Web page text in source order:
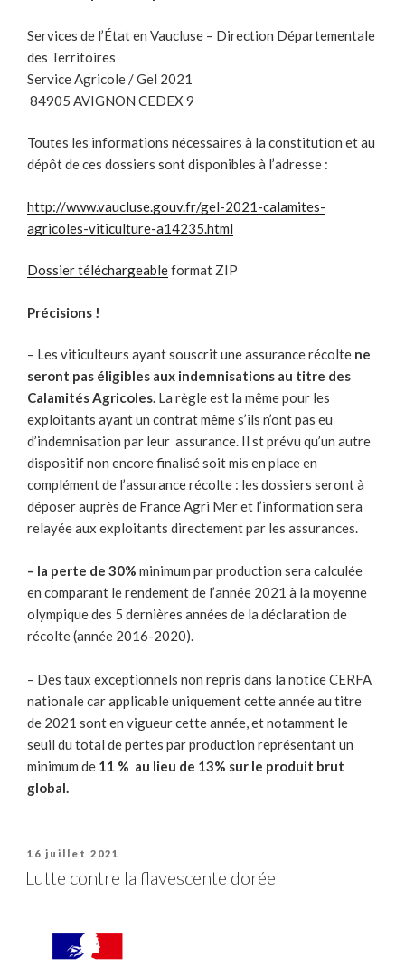
Services de l’État en Vaucluse – Direction Départementale
des Territoires
Service Agricole / Gel 2021
84905 AVIGNON CEDEX 9
Toutes les informations nécessaires à la constitution et au
dépôt de ces dossiers sont disponibles à l’adresse :
http://www.vaucluse.gouv.fr/gel-2021-calamites-
agricoles-viticulture-a14235.html
Dossier téléchargeableformat ZIP
Précisions !
– Les viticulteurs ayant souscrit une assurance récolte ne
seront pas éligibles aux indemnisations au titre des
Calamités Agricoles. La règle est la même pour les
exploitants ayant un contrat même s’ils n’ont pas eu
d’indemnisation par leur assurance. Il st prévu qu’un autre
dispositif non encore finalisé soit mis en place en
complément de l’assurance récolte : les dossiers seront à
déposer auprès de France Agri Mer et l’information sera
relayée aux exploitants directement par les assurances.
– la perte de 30% minimum par production sera calculée
en comparant le rendement de l’année 2021 à la moyenne
olympique des 5 dernières années de la déclaration de
récolte (année 2016-2020).
– Des taux exceptionnels non repris dans la notice CERFA
nationale car applicable uniquement cette année au titre
de 2021 sont en vigueur cette année, et notamment le
seuil du total de pertes par production représentant un
minimum de 11 % au lieu de 13% sur le produit brut
global.
Publié
16 juillet 2021
Lutte contre la flavescente dorée